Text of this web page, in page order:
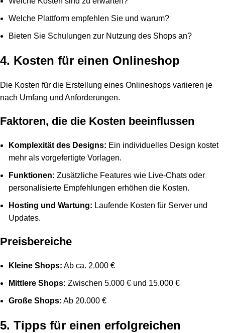
Welche Plattform empfehlen Sie und warum?
Bieten Sie Schulungen zur Nutzung des Shops an?
4. Kosten für einen Onlineshop
Die Kosten für die Erstellung eines Onlineshops variieren je
nach Umfang und Anforderungen.
Faktoren, die die Kosten beeinflussen
Komplexität des Designs: Ein individuelles Design kostet
mehr als vorgefertigte Vorlagen.
Funktionen: Zusätzliche Features wie Live-Chats oder
personalisierte Empfehlungen erhöhen die Kosten.
Hosting und Wartung: Laufende Kosten für Server und
Updates.
Preisbereiche
Kleine Shops: Ab ca. 2.000 €
Mittlere Shops: Zwischen 5.000 € und 15.000 €
Große Shops: Ab 20.000 €
5. Tipps für einen erfolgreichen